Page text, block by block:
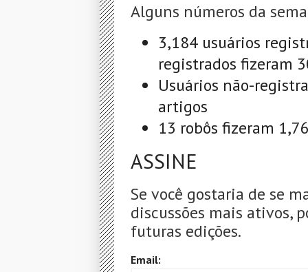
Alguns números da
3,184 usuários
registrados fizeram
Usuários não-
artigos
13 robôs fizeram
ASSINE
Se você gostaria de se
discussões mais ativos,
futuras edições.
Email: